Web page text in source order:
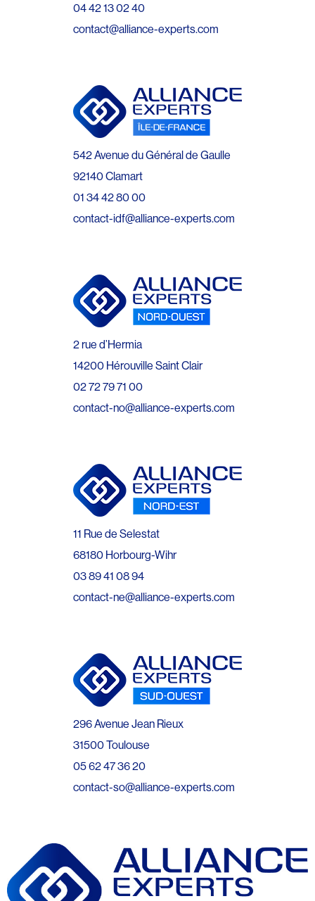
04 42 13 02 40
contact@alliance-experts.com
542 Avenue du Général de Gaulle
92140 Clamart
01 34 42 80 00
contact-idf@alliance-experts.com
2 rue d’Hermia
14200 Hérouville Saint Clair
02 72 79 71 00
contact-no@alliance-experts.com
11 Rue de Selestat
68180 Horbourg-Wihr
03 89 41 08 94
contact-ne@alliance-experts.com
296 Avenue Jean Rieux
31500 Toulouse
05 62 47 36 20
contact-so@alliance-experts.com